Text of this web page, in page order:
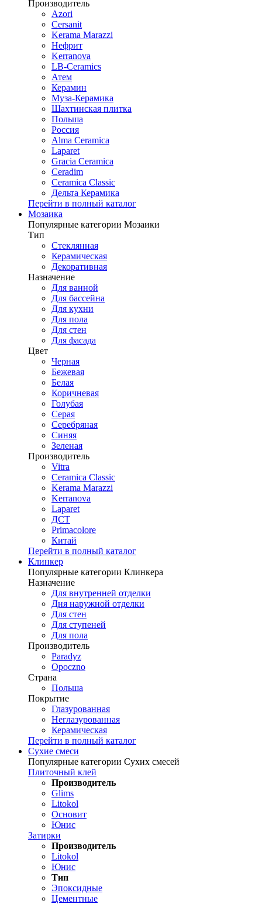
Производитель
Azori
Cersanit
Kerama Marazzi
Нефрит
Kerranova
LB-Ceramics
Атем
Керамин
Муза-Керамика
Шахтинская плитка
Польша
Россия
Alma Ceramica
Laparet
Gracia Ceramica
Ceradim
Ceramica Classic
Дельта Керамика
Перейти в полный каталог
Мозаика
Популярные категории Мозаики
Тип
Стеклянная
Керамическая
Декоративная
Назначение
Для ванной
Для бассейна
Для кухни
Для пола
Для стен
Для фасада
Цвет
Черная
Бежевая
Белая
Коричневая
Голубая
Серая
Серебряная
Синяя
Зеленая
Производитель
Vitra
Ceramica Classic
Kerama Marazzi
Kerranova
Laparet
ДСТ
Primacolore
Китай
Перейти в полный каталог
Клинкер
Популярные категории Клинкера
Назначение
Для внутренней отделки
Дня наружной отделки
Для стен
Для ступеней
Для пола
Производитель
Paradyz
Opoczno
Страна
Польша
Покрытие
Глазурованная
Неглазурованная
Керамическая
Перейти в полный каталог
Сухие смеси
Популярные категории Сухих смесей
Плиточный клей
Производитель
Glims
Litokol
Основит
Юнис
Затирки
Производитель
Litokol
Юнис
Тип
Эпоксидные
Цементные